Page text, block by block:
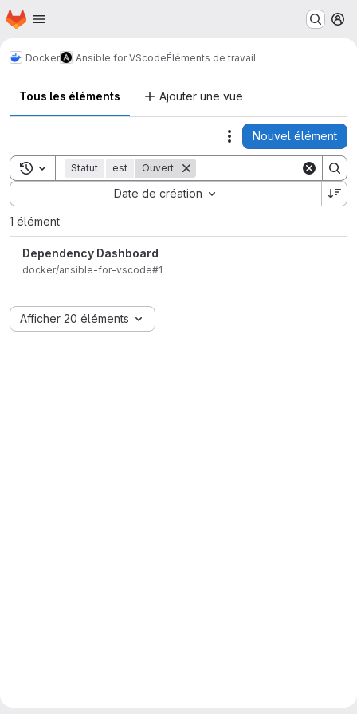
Passer au contenu principal
Page d'accueil
Docker Ansible for VScodeÉléments de travail
Tous les éléments Ajouter une vue
Actions
Nouvel élément
Toggle search history
Statut est Ouvert
Date de création
Sort by:
1 élément
Dependency Dashboard
docker/ansible-for-vscode#1
Afficher 20 éléments